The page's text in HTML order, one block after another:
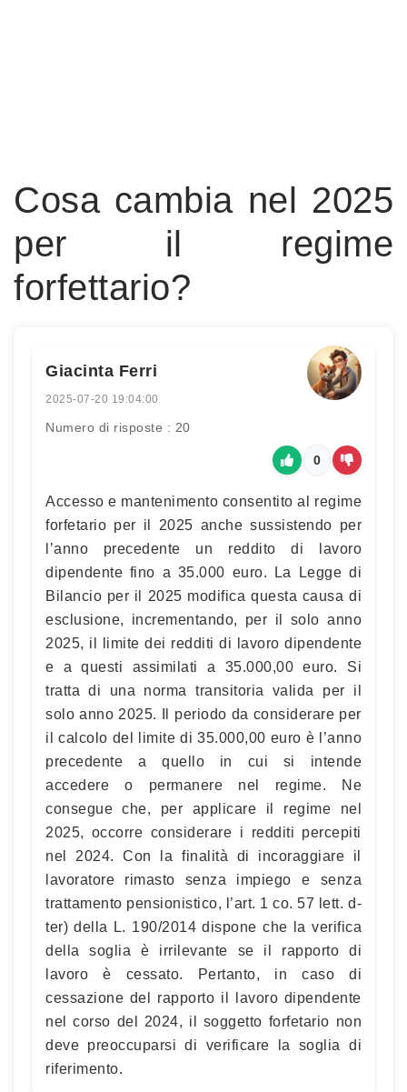
Cosa cambia nel 2025
per il regime
forfettario?
Giacinta Ferri
2025-07-20 19:04:00
Numero di risposte : 20
0
Accesso e mantenimento consentito al regime
forfetario per il 2025 anche sussistendo per
l’anno precedente un reddito di lavoro
dipendente fino a 35.000 euro. La Legge di
Bilancio per il 2025 modifica questa causa di
esclusione, incrementando, per il solo anno
2025, il limite dei redditi di lavoro dipendente
e a questi assimilati a 35.000,00 euro. Si
tratta di una norma transitoria valida per il
solo anno 2025. Il periodo da considerare per
il calcolo del limite di 35.000,00 euro è l’anno
precedente a quello in cui si intende
accedere o permanere nel regime. Ne
consegue che, per applicare il regime nel
2025, occorre considerare i redditi percepiti
nel 2024. Con la finalità di incoraggiare il
lavoratore rimasto senza impiego e senza
trattamento pensionistico, l’art. 1 co. 57 lett. d-
ter) della L. 190/2014 dispone che la verifica
della soglia è irrilevante se il rapporto di
lavoro è cessato. Pertanto, in caso di
cessazione del rapporto il lavoro dipendente
nel corso del 2024, il soggetto forfetario non
deve preoccuparsi di verificare la soglia di
riferimento.